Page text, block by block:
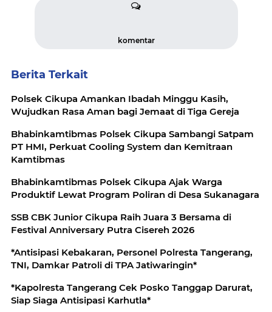
komentar
Berita Terkait
Polsek Cikupa Amankan Ibadah Minggu Kasih,
Wujudkan Rasa Aman bagi Jemaat di Tiga Gereja
Bhabinkamtibmas Polsek Cikupa Sambangi Satpam
PT HMI, Perkuat Cooling System dan Kemitraan
Kamtibmas
Bhabinkamtibmas Polsek Cikupa Ajak Warga
Produktif Lewat Program Poliran di Desa Sukanagara
SSB CBK Junior Cikupa Raih Juara 3 Bersama di
Festival Anniversary Putra Cisereh 2026
*Antisipasi Kebakaran, Personel Polresta Tangerang,
TNI, Damkar Patroli di TPA Jatiwaringin*
*Kapolresta Tangerang Cek Posko Tanggap Darurat,
Siap Siaga Antisipasi Karhutla*